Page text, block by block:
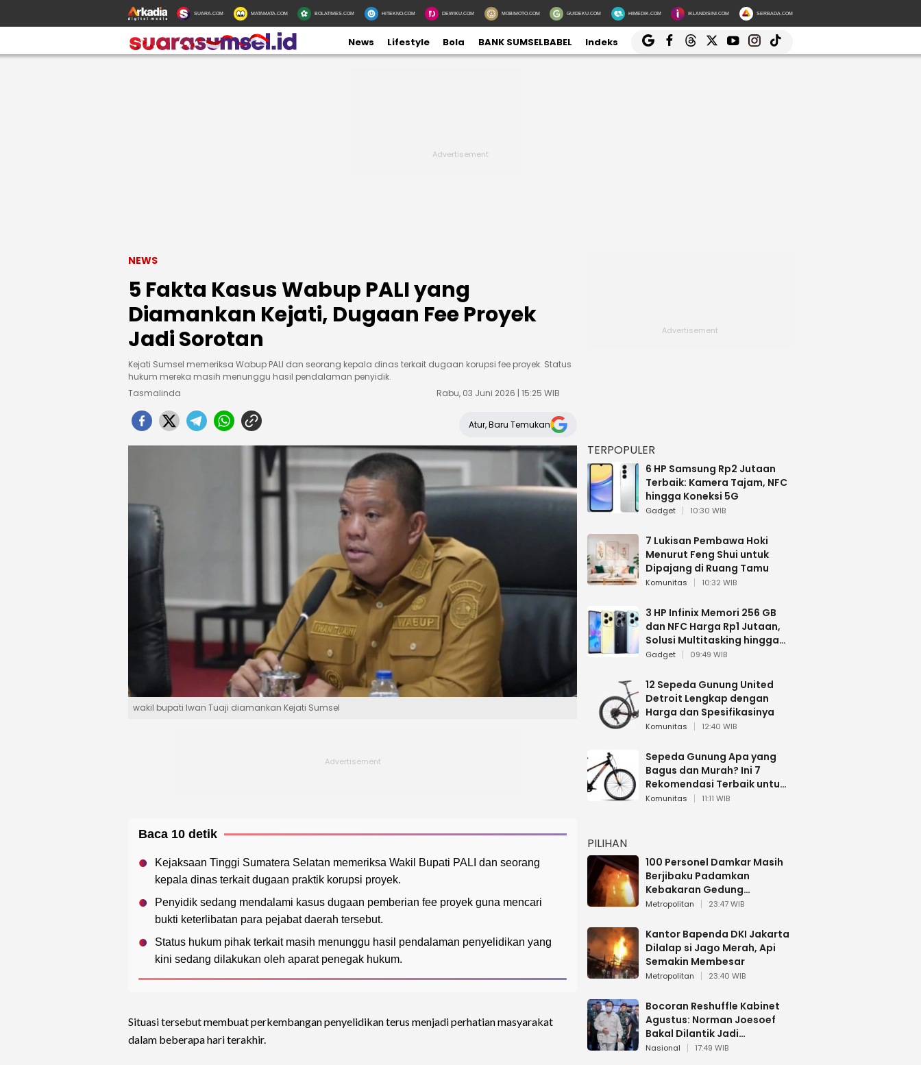
SUARA.COM MATAMATA.COM BOLATIMES.COM HITEKNO.COM DEWIKU.COM MOBIMOTO.COM GUIDEKU.COM HIMEDIK.COM IKLANDISINI.COM SERBADA.COM
News Lifestyle Bola BANK SUMSELBABEL Indeks
NEWS
5 Fakta Kasus Wabup PALI yang
Diamankan Kejati, Dugaan Fee Proyek
Jadi Sorotan
Kejati Sumsel memeriksa Wabup PALI dan seorang kepala dinas terkait dugaan korupsi fee proyek. Status
hukum mereka masih menunggu hasil pendalaman penyidik.
Tasmalinda
Rabu, 03 Juni 2026 | 15:25 WIB
Atur, Baru Temukan
wakil bupati Iwan Tuaji diamankan Kejati Sumsel
Baca 10 detik
Kejaksaan Tinggi Sumatera Selatan memeriksa Wakil Bupati PALI dan seorang
kepala dinas terkait dugaan praktik korupsi proyek.
Penyidik sedang mendalami kasus dugaan pemberian fee proyek guna mencari
bukti keterlibatan para pejabat daerah tersebut.
Status hukum pihak terkait masih menunggu hasil pendalaman penyelidikan yang
kini sedang dilakukan oleh aparat penegak hukum.
Situasi tersebut membuat perkembangan penyelidikan terus menjadi perhatian masyarakat
dalam beberapa hari terakhir.
TERPOPULER
6 HP Samsung Rp2 Jutaan
Terbaik: Kamera Tajam, NFC
hingga Koneksi 5G
Gadget 10:30 WIB
7 Lukisan Pembawa Hoki
Menurut Feng Shui untuk
Dipajang di Ruang Tamu
Komunitas 10:32 WIB
3 HP Infinix Memori 256 GB
dan NFC Harga Rp1 Jutaan,
Solusi Multitasking hingga
Gaming
Gadget 09:49 WIB
12 Sepeda Gunung United
Detroit Lengkap dengan
Harga dan Spesifikasinya
Komunitas 12:40 WIB
Sepeda Gunung Apa yang
Bagus dan Murah? Ini 7
Rekomendasi Terbaik untuk
Pemula
Komunitas 11:11 WIB
PILIHAN
100 Personel Damkar Masih
Berjibaku Padamkan
Kebakaran Gedung
Bapenda DKI
Metropolitan 23:47 WIB
Kantor Bapenda DKI Jakarta
Dilalap si Jago Merah, Api
Semakin Membesar
Metropolitan 23:40 WIB
Bocoran Reshuffle Kabinet
Agustus: Norman Joesoef
Bakal Dilantik Jadi
Wamenhan RI
Nasional 17:49 WIB